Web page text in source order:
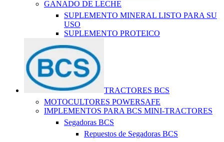
GANADO DE LECHE
SUPLEMENTO MINERAL LISTO PARA SU
USO
SUPLEMENTO PROTEICO
TRACTORES BCS
MOTOCULTORES POWERSAFE
IMPLEMENTOS PARA BCS MINI-TRACTORES
Segadoras BCS
Repuestos de Segadoras BCS